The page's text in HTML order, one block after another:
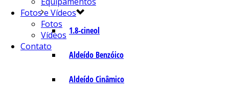
1.8-cineol
Aldeído Benzóico
Aldeído Cinâmico
Fotos e Vídeos
Fotos
Vídeos
Contato